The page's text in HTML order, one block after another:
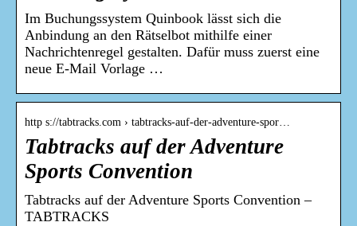
Im Buchungssystem Quinbook lässt sich die
Anbindung an den Rätselbot mithilfe einer
Nachrichtenregel gestalten. Dafür muss zuerst eine
neue E-Mail Vorlage …
http s://tabtracks.com › tabtracks-auf-der-adventure-spor…
Tabtracks auf der Adventure
Sports Convention
Tabtracks auf der Adventure Sports Convention –
TABTRACKS